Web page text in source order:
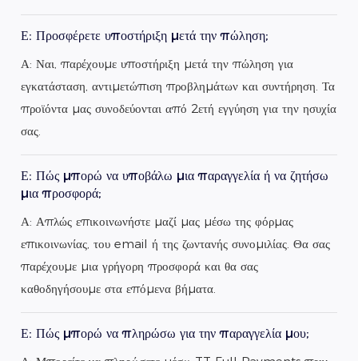
Ε: Προσφέρετε υποστήριξη μετά την πώληση;
Α: Ναι, παρέχουμε υποστήριξη μετά την πώληση για
εγκατάσταση, αντιμετώπιση προβλημάτων και συντήρηση. Τα
προϊόντα μας συνοδεύονται από 2ετή εγγύηση για την ησυχία
σας.
Ε: Πώς μπορώ να υποβάλω μια παραγγελία ή να ζητήσω
μια προσφορά;
Α: Απλώς επικοινωνήστε μαζί μας μέσω της φόρμας
επικοινωνίας, του email ή της ζωντανής συνομιλίας. Θα σας
παρέχουμε μια γρήγορη προσφορά και θα σας
καθοδηγήσουμε στα επόμενα βήματα.
Ε: Πώς μπορώ να πληρώσω για την παραγγελία μου;